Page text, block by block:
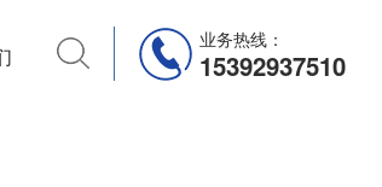
业务热线：
15392937510